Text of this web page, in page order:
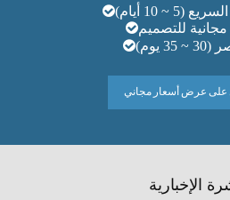
(5 ~ 10 أيام)
للتصميم
يوم)
على عرض أسعار مجاني
الإخبارية